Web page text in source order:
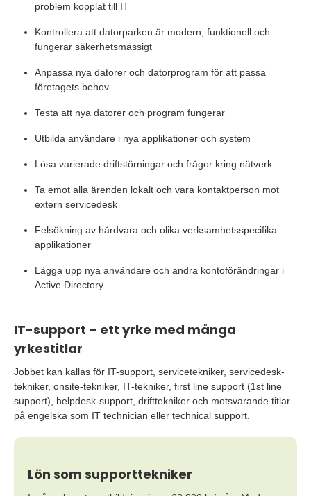
problem kopplat till IT
Kontrollera att datorparken är modern, funktionell och
fungerar säkerhetsmässigt
Anpassa nya datorer och datorprogram för att passa
företagets behov
Testa att nya datorer och program fungerar
Utbilda användare i nya applikationer och system
Lösa varierade driftstörningar och frågor kring nätverk
Ta emot alla ärenden lokalt och vara kontaktperson mot
extern servicedesk
Felsökning av hårdvara och olika verksamhetsspecifika
applikationer
Lägga upp nya användare och andra kontoförändringar i
Active Directory
IT-support – ett yrke med många
yrkestitlar
Jobbet kan kallas för IT-support, servicetekniker, servicedesk-
tekniker, onsite-tekniker, IT-tekniker, first line support (1st line
support), helpdesk-support, drifttekniker och motsvarande titlar
på engelska som IT technician eller technical support.
Lön som supporttekniker